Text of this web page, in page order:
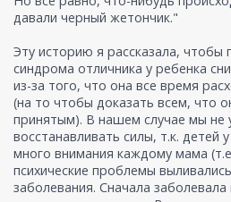
давали черный жетончик."
Эту историю я рассказала, чтобы
синдрома отличника у ребенка
из-за того, что она все время
(на то чтобы доказать всем, что
принятым). В нашем случае мы не
восстанавливать силы, т.к. детей
много внимания каждому мама
психические проблемы
заболевания. Сначала